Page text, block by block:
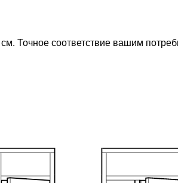
Точное соответствие вашим